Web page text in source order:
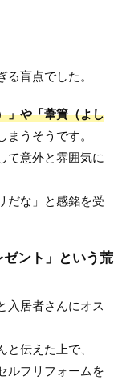
盲点でした。
」や「葦簀（よし
うそうです。
て意外と雰囲気に
だな」と感銘を受
ント」という荒
入居者さんにオス
伝えた上で、
ルフリフォームを